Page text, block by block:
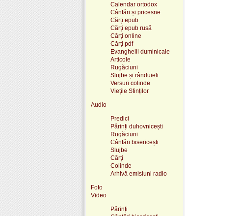
Calendar ortodox
Cântări și pricesne
Cărți epub
Cărți epub rusă
Cărți online
Cărți pdf
Evanghelii duminicale
Articole
Rugăciuni
Slujbe și rânduieli
Versuri colinde
Viețile Sfinților
Audio
Predici
Părinți duhovnicești
Rugăciuni
Cântări bisericești
Slujbe
Cărți
Colinde
Arhivă emisiuni radio
Foto
Video
Părinți